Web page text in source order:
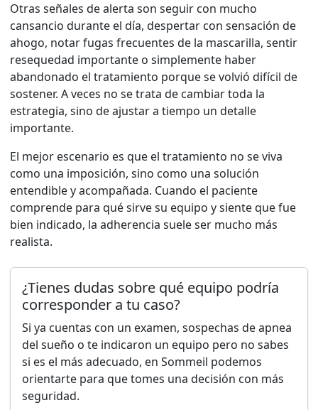
Otras señales de alerta son seguir con mucho
cansancio durante el día, despertar con sensación de
ahogo, notar fugas frecuentes de la mascarilla, sentir
resequedad importante o simplemente haber
abandonado el tratamiento porque se volvió difícil de
sostener. A veces no se trata de cambiar toda la
estrategia, sino de ajustar a tiempo un detalle
importante.
El mejor escenario es que el tratamiento no se viva
como una imposición, sino como una solución
entendible y acompañada. Cuando el paciente
comprende para qué sirve su equipo y siente que fue
bien indicado, la adherencia suele ser mucho más
realista.
¿Tienes dudas sobre qué equipo podría
corresponder a tu caso?
Si ya cuentas con un examen, sospechas de apnea
del sueño o te indicaron un equipo pero no sabes
si es el más adecuado, en Sommeil podemos
orientarte para que tomes una decisión con más
seguridad.